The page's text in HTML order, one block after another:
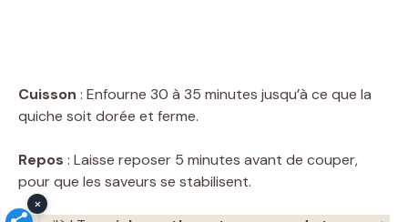
Cuisson : Enfourne 30 à 35 minutes jusqu’à ce que la
quiche soit dorée et ferme.
Repos : Laisse reposer 5 minutes avant de couper,
pour que les saveurs se stabilisent.
×